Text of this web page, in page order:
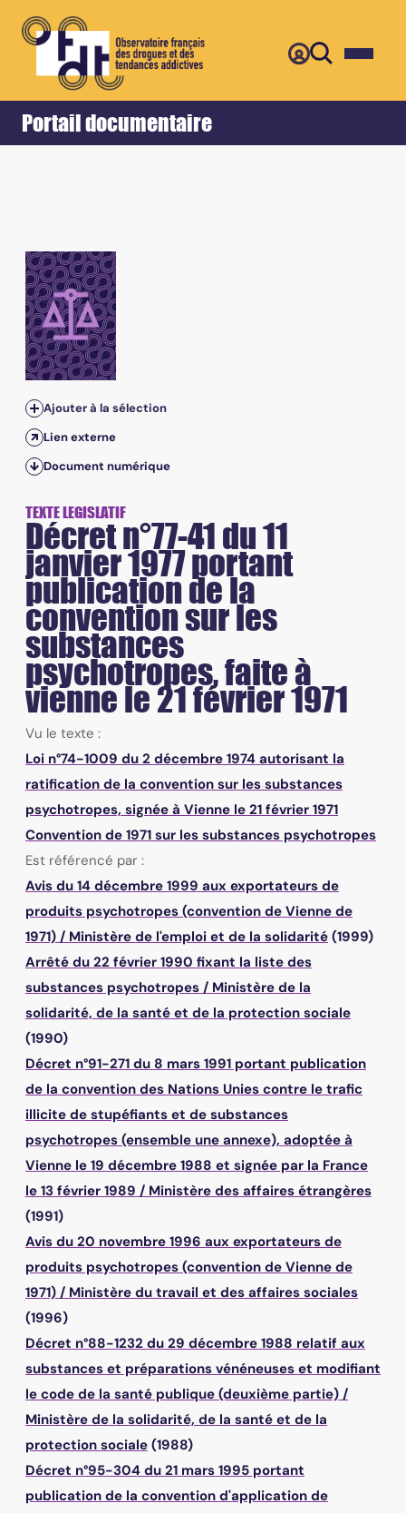
Portail documentaire
Accueil Retour
Ajouter à la sélection
Lien externe
Document numérique
TEXTE LEGISLATIF
Décret n°77-41 du 11
janvier 1977 portant
publication de la
convention sur les
substances
psychotropes, faite à
vienne le 21 février 1971
Vu le texte :
Loi n°74-1009 du 2 décembre 1974 autorisant la
ratification de la convention sur les substances
psychotropes, signée à Vienne le 21 février 1971
Convention de 1971 sur les substances psychotropes
Est référencé par :
Avis du 14 décembre 1999 aux exportateurs de
produits psychotropes (convention de Vienne de
1971) / Ministère de l'emploi et de la solidarité (1999)
Arrêté du 22 février 1990 fixant la liste des
substances psychotropes / Ministère de la
solidarité, de la santé et de la protection sociale
(1990)
Décret n°91-271 du 8 mars 1991 portant publication
de la convention des Nations Unies contre le trafic
illicite de stupéfiants et de substances
psychotropes (ensemble une annexe), adoptée à
Vienne le 19 décembre 1988 et signée par la France
le 13 février 1989 / Ministère des affaires étrangères
(1991)
Avis du 20 novembre 1996 aux exportateurs de
produits psychotropes (convention de Vienne de
1971) / Ministère du travail et des affaires sociales
(1996)
Décret n°88-1232 du 29 décembre 1988 relatif aux
substances et préparations vénéneuses et modifiant
le code de la santé publique (deuxième partie) /
Ministère de la solidarité, de la santé et de la
protection sociale (1988)
Décret n°95-304 du 21 mars 1995 portant
publication de la convention d'application de